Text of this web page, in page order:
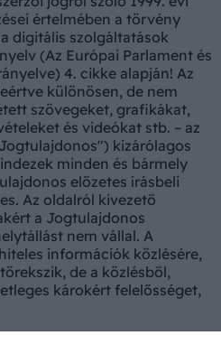
értelmében a törvény
digitális szolgáltatások
(Az Európai Parlament és
4. cikke alapján! Az
különösen, de nem
szövegeket, grafikákat,
és videókat stb. – az
kizárólagos
minden és bármely
előzetes írásbeli
Az oldalról kivezető
a Jogtulajdonos
nem vállal. A
információk közlésére,
de a közlésből,
károkért felelősséget,